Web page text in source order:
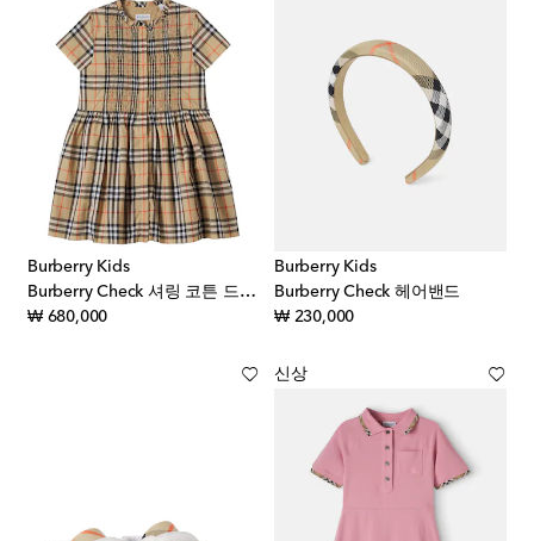
Burberry Kids
Burberry Check 셔링 코튼 드레스
₩ 680,000original price
Burberry Kids
Burberry Check 헤어밴드
₩ 230,000original price
신상